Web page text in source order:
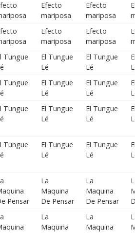
Efecto
mariposa
Efecto
mariposa
Efecto
mariposa
Efecto
mariposa
Tungue
El Tungue
Lé
El Tungue
Lé
Tungue
El Tungue
Lé
El Tungue
Lé
Tungue
El Tungue
Lé
El Tungue
Lé
Tungue
El Tungue
Lé
El Tungue
Lé
Pensar
La
Maquina
De Pensar
La
Maquina
De Pensar
La
Maquina
La
Maquina